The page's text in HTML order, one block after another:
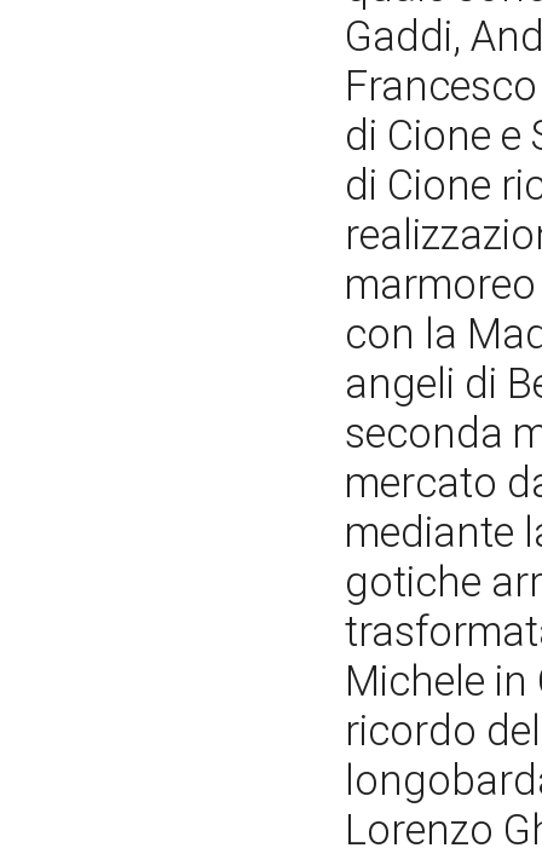
Gaddi,
di Cione e
di Cione
con la
angeli di
seconda
mercato
mediante
gotiche
Michele in
ricordo
Lorenzo